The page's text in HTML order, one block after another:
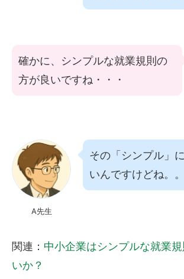
確かに、シンプルな就業規則の
方が良いですね・・・
A先生
その「シンプル」
いんですけどね。。
関連： 中小企業はシンプルな就業
いか？